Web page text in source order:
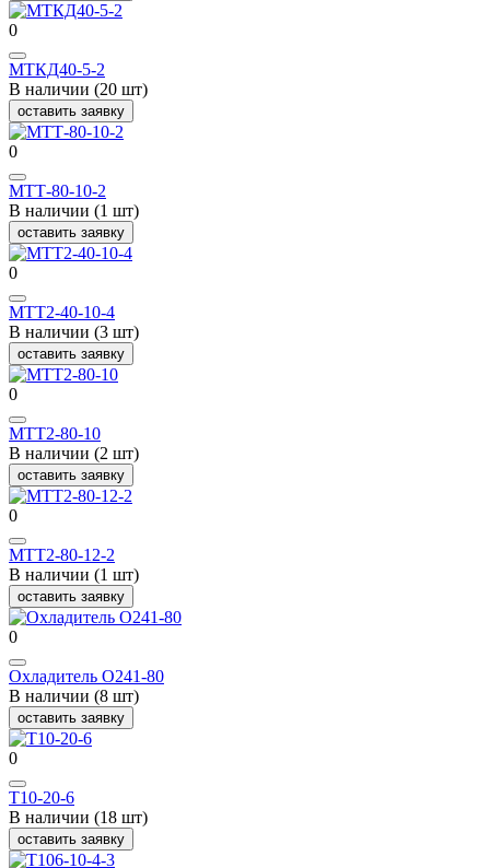
0
МТКД40-5-2
В наличии (20 шт)
оставить заявку
0
МТТ-80-10-2
В наличии (1 шт)
оставить заявку
0
МТТ2-40-10-4
В наличии (3 шт)
оставить заявку
0
МТТ2-80-10
В наличии (2 шт)
оставить заявку
0
МТТ2-80-12-2
В наличии (1 шт)
оставить заявку
0
Охладитель О241-80
В наличии (8 шт)
оставить заявку
0
Т10-20-6
В наличии (18 шт)
оставить заявку